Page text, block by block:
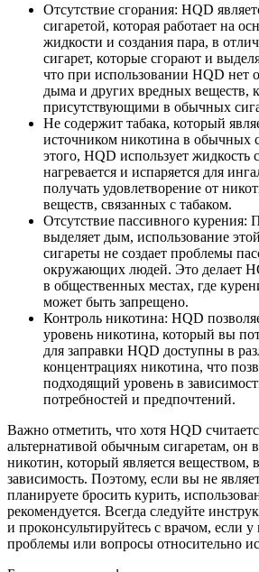
Отсутствие сгорания: HQD
сигаретой, которая работает на
жидкости и создания пара, в
сигарет, которые сгорают и
что при использовании HQD нет
дыма и других вредных веществ,
присутствующими в обычных
Не содержит табака, который
источником никотина в обычных
этого, HQD использует жидкость
нагревается и испаряется для
получать удовлетворение от
веществ, связанных с табаком.
Отсутствие пассивного курения:
выделяет дым, использование
сигареты не создает проблемы
окружающих людей. Это делает
в общественных местах, где
может быть запрещено.
Контроль никотина: HQD
уровень никотина, который вы
для заправки HQD доступны в
концентрациях никотина, что
подходящий уровень в
потребностей и предпочтений.
Важно отметить, что хотя HQD
альтернативой обычным сигаретам, он
никотин, который является
зависимость. Поэтому, если вы не
планируете бросить курить,
рекомендуется. Всегда следуйте
и проконсультируйтесь с врачом, если
проблемы или вопросы относительно